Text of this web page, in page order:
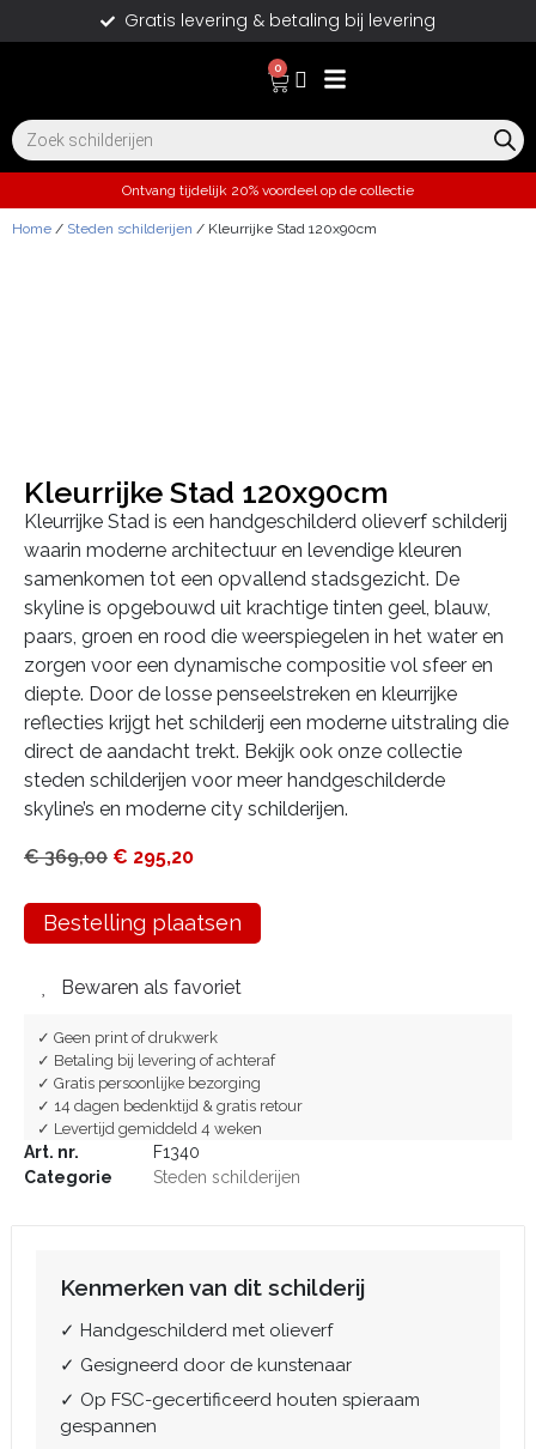
Gratis levering & betaling bij levering
0
Ontvang tijdelijk 20% voordeel op de collectie
Home / Steden schilderijen / Kleurrijke Stad 120x90cm
Kleurrijke Stad 120x90cm
Kleurrijke Stad is een handgeschilderd olieverf schilderij
waarin moderne architectuur en levendige kleuren
samenkomen tot een opvallend stadsgezicht. De
skyline is opgebouwd uit krachtige tinten geel, blauw,
paars, groen en rood die weerspiegelen in het water en
zorgen voor een dynamische compositie vol sfeer en
diepte. Door de losse penseelstreken en kleurrijke
reflecties krijgt het schilderij een moderne uitstraling die
direct de aandacht trekt. Bekijk ook onze collectie
steden schilderijen voor meer handgeschilderde
skyline’s en moderne city schilderijen.
€369,00 € 295,20
Bestelling plaatsen
Bewaren als favoriet
✓ Geen print of drukwerk
✓ Betaling bij levering of achteraf
✓ Gratis persoonlijke bezorging
✓ 14 dagen bedenktijd & gratis retour
✓ Levertijd gemiddeld 4 weken
Art. nr.
F1340
Categorie
Steden schilderijen
Kenmerken van dit schilderij
✓ Handgeschilderd met olieverf
✓ Gesigneerd door de kunstenaar
✓ Op FSC-gecertificeerd houten spieraam
gespannen